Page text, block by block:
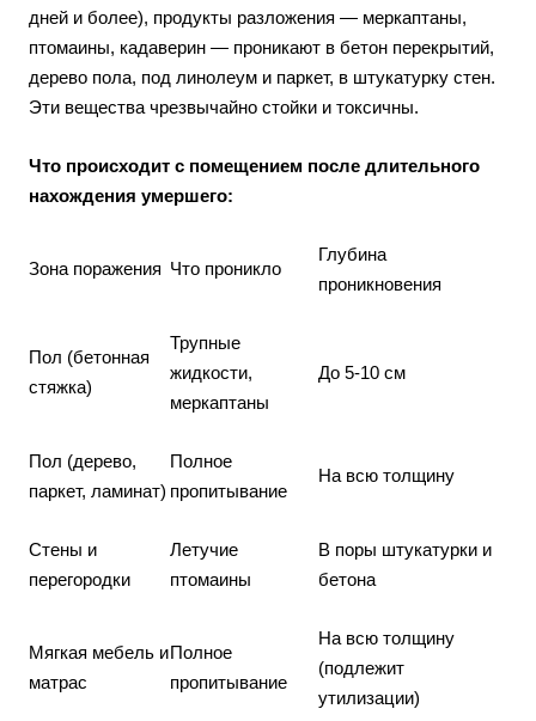
дней и более), продукты разложения — меркаптаны,
птомаины, кадаверин — проникают в бетон перекрытий,
дерево пола, под линолеум и паркет, в штукатурку стен.
Эти вещества чрезвычайно стойки и токсичны.
Что происходит с помещением после длительного
нахождения умершего:
Зона поражения Что проникло
Глубина
проникновения
Пол (бетонная
стяжка)
Трупные
жидкости,
меркаптаны
До 5-10 см
Пол (дерево,
паркет, ламинат)
Полное
пропитывание
На всю толщину
Стены и
перегородки
Летучие
птомаины
В поры штукатурки и
бетона
Мягкая мебель и
матрас
Полное
пропитывание
На всю толщину
(подлежит
утилизации)